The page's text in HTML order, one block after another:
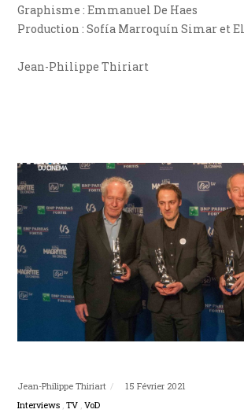
Graphisme : Emmanuel De Haes
Production : Sofía Marroquín Simar et
Jean-Philippe Thiriart
Jean-Philippe Thiriart
15 Février 2021
Interviews TV VoD